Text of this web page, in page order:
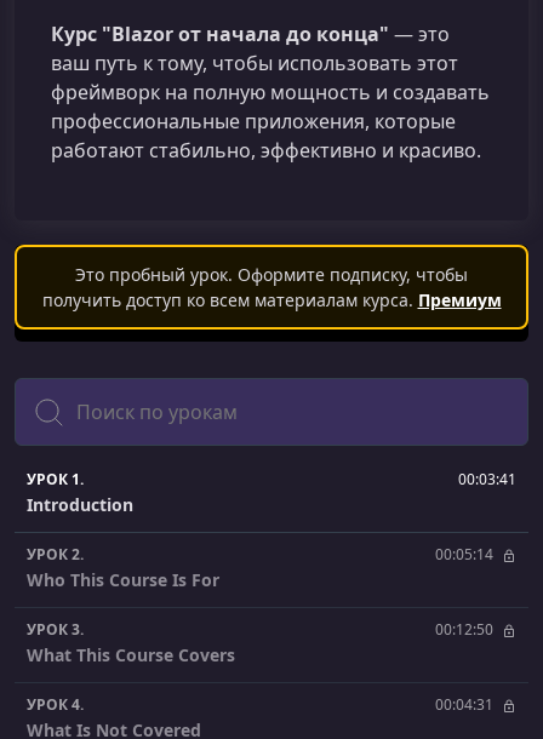
Курс "Blazor от начала до конца" — это
ваш путь к тому, чтобы использовать этот
фреймворк на полную мощность и создавать
профессиональные приложения, которые
работают стабильно, эффективно и красиво.
Это пробный урок. Оформите подписку, чтобы
получить доступ ко всем материалам курса. Премиум
Поиск
УРОК 1. 00:03:41
Introduction
УРОК 2. 00:05:14
Who This Course Is For
УРОК 3. 00:12:50
What This Course Covers
УРОК 4. 00:04:31
What Is Not Covered